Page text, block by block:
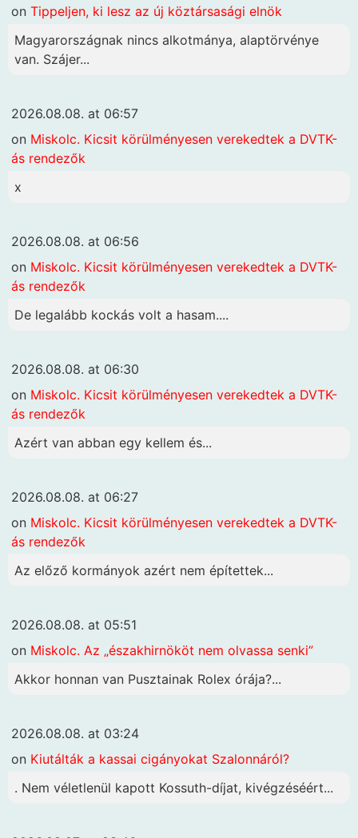
on Tippeljen, ki lesz az új köztársasági elnök
Magyarországnak nincs alkotmánya, alaptörvénye
van. Szájer...
2026.08.08. at 06:57
on Miskolc. Kicsit körülményesen verekedtek a DVTK-
ás rendezők
x
2026.08.08. at 06:56
on Miskolc. Kicsit körülményesen verekedtek a DVTK-
ás rendezők
De legalább kockás volt a hasam....
2026.08.08. at 06:30
on Miskolc. Kicsit körülményesen verekedtek a DVTK-
ás rendezők
Azért van abban egy kellem és...
2026.08.08. at 06:27
on Miskolc. Kicsit körülményesen verekedtek a DVTK-
ás rendezők
Az előző kormányok azért nem építettek...
2026.08.08. at 05:51
on Miskolc. Az „északhirnököt nem olvassa senki”
Akkor honnan van Pusztainak Rolex órája?...
2026.08.08. at 03:24
on Kiutálták a kassai cigányokat Szalonnáról?
. Nem véletlenül kapott Kossuth-díjat, kivégzéséért...